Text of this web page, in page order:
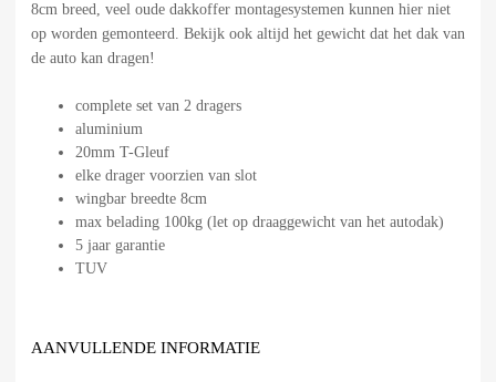
8cm breed, veel oude dakkoffer montagesystemen kunnen hier niet
op worden gemonteerd. Bekijk ook altijd het gewicht dat het dak van
de auto kan dragen!
complete set van 2 dragers
aluminium
20mm T-Gleuf
elke drager voorzien van slot
wingbar breedte 8cm
max belading 100kg (let op draaggewicht van het autodak)
5 jaar garantie
TUV
AANVULLENDE INFORMATIE